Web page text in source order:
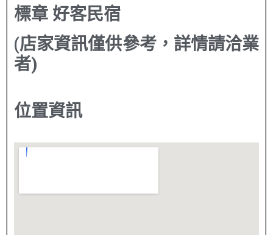
標章 好客民宿
(店家資訊僅供參考，詳情請洽業
者)
位置資訊